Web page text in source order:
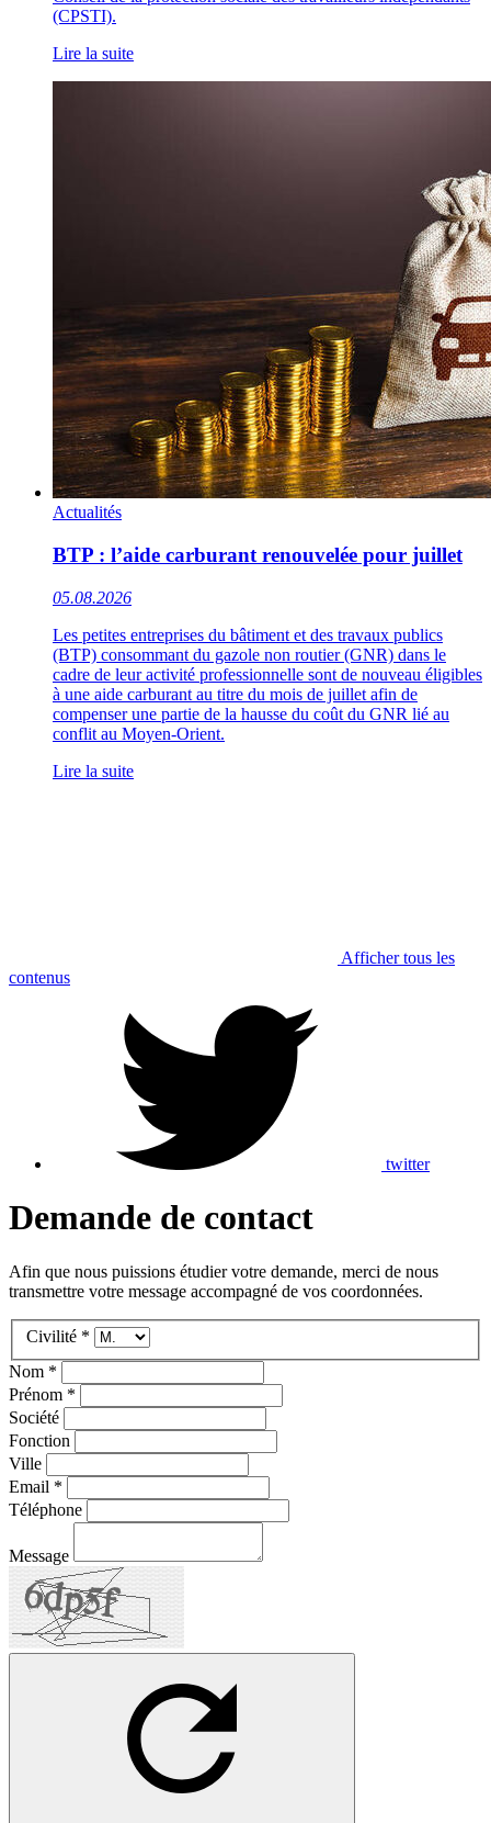
(CPSTI).
Lire la suite
Actualités
BTP : l’aide carburant renouvelée pour juillet
05.08.2026
Les petites entreprises du bâtiment et des travaux publics
(BTP) consommant du gazole non routier (GNR) dans le
cadre de leur activité professionnelle sont de nouveau éligibles
à une aide carburant au titre du mois de juillet afin de
compenser une partie de la hausse du coût du GNR lié au
conflit au Moyen-Orient.
Lire la suite
Afficher tous les
contenus
twitter
Demande de contact
Afin que nous puissions étudier votre demande, merci de nous
transmettre votre message accompagné de vos coordonnées.
Civilité *
Nom *
Prénom *
Société
Fonction
Ville
Email *
Téléphone
Message